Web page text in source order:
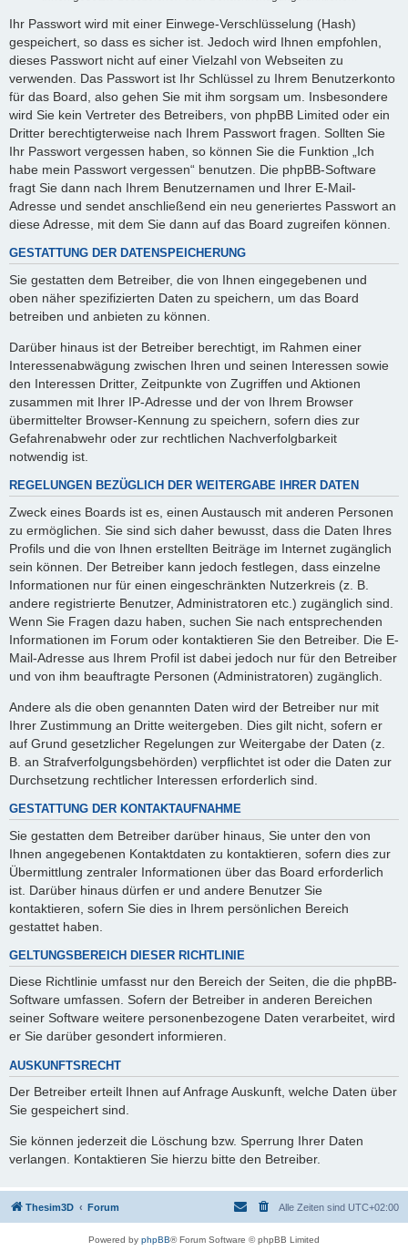
Ihr Passwort wird mit einer Einwege-Verschlüsselung (Hash)
gespeichert, so dass es sicher ist. Jedoch wird Ihnen empfohlen,
dieses Passwort nicht auf einer Vielzahl von Webseiten zu
verwenden. Das Passwort ist Ihr Schlüssel zu Ihrem Benutzerkonto
für das Board, also gehen Sie mit ihm sorgsam um. Insbesondere
wird Sie kein Vertreter des Betreibers, von phpBB Limited oder ein
Dritter berechtigterweise nach Ihrem Passwort fragen. Sollten Sie
Ihr Passwort vergessen haben, so können Sie die Funktion „Ich
habe mein Passwort vergessen“ benutzen. Die phpBB-Software
fragt Sie dann nach Ihrem Benutzernamen und Ihrer E-Mail-
Adresse und sendet anschließend ein neu generiertes Passwort an
diese Adresse, mit dem Sie dann auf das Board zugreifen können.
GESTATTUNG DER DATENSPEICHERUNG
Sie gestatten dem Betreiber, die von Ihnen eingegebenen und
oben näher spezifizierten Daten zu speichern, um das Board
betreiben und anbieten zu können.
Darüber hinaus ist der Betreiber berechtigt, im Rahmen einer
Interessenabwägung zwischen Ihren und seinen Interessen sowie
den Interessen Dritter, Zeitpunkte von Zugriffen und Aktionen
zusammen mit Ihrer IP-Adresse und der von Ihrem Browser
übermittelter Browser-Kennung zu speichern, sofern dies zur
Gefahrenabwehr oder zur rechtlichen Nachverfolgbarkeit
notwendig ist.
REGELUNGEN BEZÜGLICH DER WEITERGABE IHRER DATEN
Zweck eines Boards ist es, einen Austausch mit anderen Personen
zu ermöglichen. Sie sind sich daher bewusst, dass die Daten Ihres
Profils und die von Ihnen erstellten Beiträge im Internet zugänglich
sein können. Der Betreiber kann jedoch festlegen, dass einzelne
Informationen nur für einen eingeschränkten Nutzerkreis (z. B.
andere registrierte Benutzer, Administratoren etc.) zugänglich sind.
Wenn Sie Fragen dazu haben, suchen Sie nach entsprechenden
Informationen im Forum oder kontaktieren Sie den Betreiber. Die E-
Mail-Adresse aus Ihrem Profil ist dabei jedoch nur für den Betreiber
und von ihm beauftragte Personen (Administratoren) zugänglich.
Andere als die oben genannten Daten wird der Betreiber nur mit
Ihrer Zustimmung an Dritte weitergeben. Dies gilt nicht, sofern er
auf Grund gesetzlicher Regelungen zur Weitergabe der Daten (z.
B. an Strafverfolgungsbehörden) verpflichtet ist oder die Daten zur
Durchsetzung rechtlicher Interessen erforderlich sind.
GESTATTUNG DER KONTAKTAUFNAHME
Sie gestatten dem Betreiber darüber hinaus, Sie unter den von
Ihnen angegebenen Kontaktdaten zu kontaktieren, sofern dies zur
Übermittlung zentraler Informationen über das Board erforderlich
ist. Darüber hinaus dürfen er und andere Benutzer Sie
kontaktieren, sofern Sie dies in Ihrem persönlichen Bereich
gestattet haben.
GELTUNGSBEREICH DIESER RICHTLINIE
Diese Richtlinie umfasst nur den Bereich der Seiten, die die phpBB-
Software umfassen. Sofern der Betreiber in anderen Bereichen
seiner Software weitere personenbezogene Daten verarbeitet, wird
er Sie darüber gesondert informieren.
AUSKUNFTSRECHT
Der Betreiber erteilt Ihnen auf Anfrage Auskunft, welche Daten über
Sie gespeichert sind.
Sie können jederzeit die Löschung bzw. Sperrung Ihrer Daten
verlangen. Kontaktieren Sie hierzu bitte den Betreiber.
Thesim3D Forum Alle Zeiten sind UTC+02:00
Powered by phpBB® Forum Software © phpBB Limited